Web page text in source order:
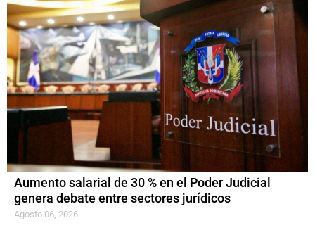
Aumento salarial de 30 % en el Poder Judicial
genera debate entre sectores jurídicos
Agosto 06, 2026